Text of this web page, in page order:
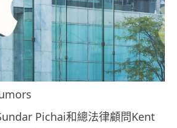
Pichai和總法律顧問Kent